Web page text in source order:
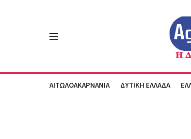
ΑΙΤΩΛΟΑΚΑΡΝΑΝΙΑ ΔΥΤΙΚΗ ΕΛΛΑΔΑ